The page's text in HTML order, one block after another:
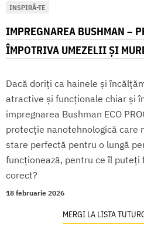
INSPIRĂ-TE
IMPREGNAREA BUSHMAN –
ÎMPOTRIVA UMEZELII ȘI
Dacă doriți ca hainele și
atractive și funcționale chiar și
impregnarea Bushman ECO
protecție nanotehnologică care
stare perfectă pentru o lungă
funcționează, pentru ce îl puteți
corect?
18 februarie 2026
MERGI LA LISTA